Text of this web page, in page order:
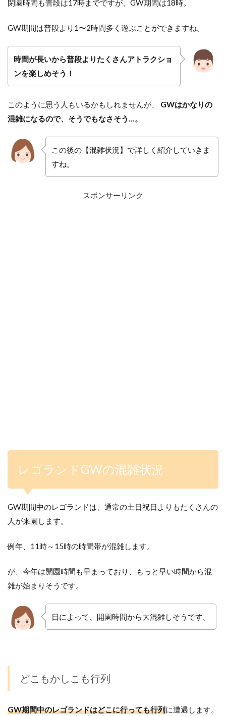
閉園時間も普段は17時までですが、GW期間は18時。
GW期間は普段より1〜2時間多く遊ぶことができますね。
時間が長いから普段よりたくさんアトラクショ
ンを楽しめそう！
このように思う人もいるかもしれませんが、 GWはかなりの
混雑になるので、そうでもなさそう…。
この後の【混雑状況】で詳しく紹介していきま
すね。
スポンサーリンク
レゴランドGWの混雑状況
GW期間中のレゴランドは、通常の土日祝日よりもたくさんの
人が来園します。
例年、11時～15時の時間帯が混雑します。
が、今年は開園時間も早まっており、もっと早い時間から混
雑が始まりそうです。
日によって、開園時間から大混雑しそうです。
どこもかしこも行列
GW期間中のレゴランドはどこに行っても行列に遭遇します。